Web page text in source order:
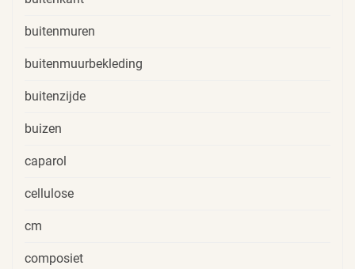
buitenmuren
buitenmuurbekleding
buitenzijde
buizen
caparol
cellulose
cm
composiet